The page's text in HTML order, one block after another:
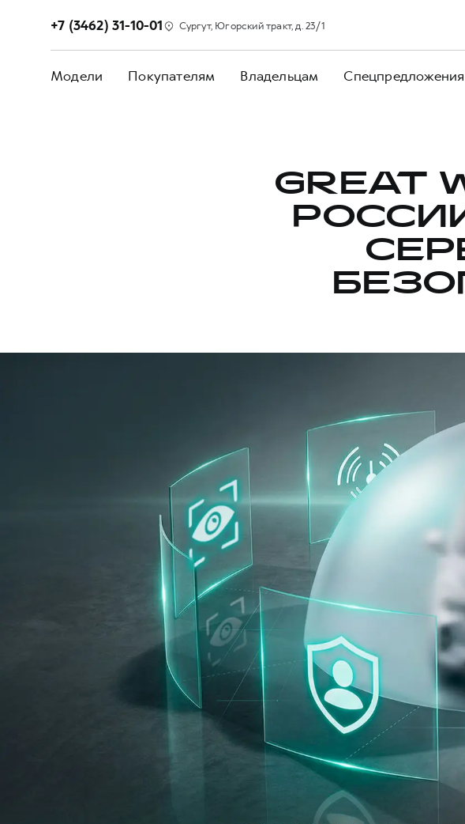
+7 (3462) 31-10-01 Сургут, Югорский тракт, д. 23/1
Модели Покупателям Владельцам Спецпредложения
GREAT